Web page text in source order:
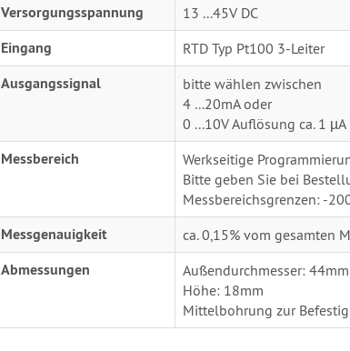
Versorgungsspannung 13 ...45V DC
Eingang RTD Typ Pt100 3-Leiter
Ausgangssignal
bitte wählen zwischen
4 ...20mA oder
0 ...10V Auflösung ca. 1 µA
Messbereich
Werkseitige
Bitte geben Sie bei
Messbereichsgrenzen: -
Messgenauigkeit ca. 0,15% vom gesamten
Abmessungen
Außendurchmesser: 44mm
Höhe: 18mm
Mittelbohrung zur